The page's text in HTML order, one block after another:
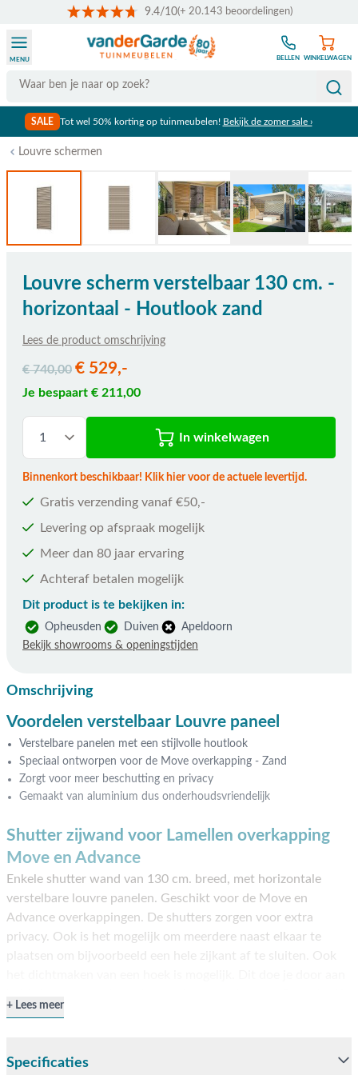
9.4/10(+ 20.143 beoordelingen)
Search
MENU BELLEN WINKELWAGEN
SALE Tot wel 50% korting op tuinmeubelen! Bekijk de zomer sale ›
Louvre schermen
Louvre scherm verstelbaar 130 cm. -
horizontaal - Houtlook zand
Lees de product omschrijving
€ 740,00 € 529,-
Je bespaart € 211,00
In winkelwagen
Binnenkort beschikbaar! Klik hier voor de actuele levertijd.
Gratis verzending vanaf €50,-
Levering op afspraak mogelijk
Meer dan 80 jaar ervaring
Achteraf betalen mogelijk
Dit product is te bekijken in:
Opheusden Duiven
Apeldoorn
Bekijk showrooms & openingstijden
Omschrijving
Voordelen verstelbaar Louvre paneel
Verstelbare panelen met een stijlvolle houtlook
Speciaal ontworpen voor de Move overkapping - Zand
Zorgt voor meer beschutting en privacy
Gemaakt van aluminium dus onderhoudsvriendelijk
Shutter zijwand voor Lamellen overkapping
Move en Advance
Enkele shutter wand van 130 cm. breed, met horizontale
verstelbare louvre panelen. Geschikt voor de Move en
Advance overkappingen. De shutters zorgen voor extra
privacy. Ook is het mogelijk om meerdere naast elkaar te
plaatsen om bijvoorbeeld een hele zijkant af te sluiten. Ook
panelen hebben een stijlvolle houtlook.
Lees meer
Specificaties